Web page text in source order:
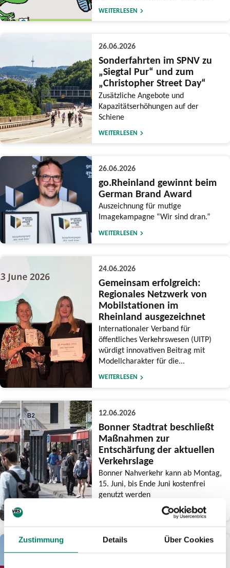
Zustimmung Details Über Cookies
WEITERLESEN
26.06.2026
Sonderfahrten im SPNV zu
„Siegtal Pur“ und zum
„Christopher Street Day“
Zusätzliche Angebote und
Kapazitätserhöhungen auf der
Schiene
WEITERLESEN
26.06.2026
go.Rheinland gewinnt beim
German Brand Award
Auszeichnung für mutige
Imagekampagne “Wir sind dran.”
WEITERLESEN
24.06.2026
Gemeinsam erfolgreich:
Regionales Netzwerk von
Mobilstationen im
Rheinland ausgezeichnet
Internationaler Verband für
öffentliches Verkehrswesen (UITP)
würdigt innovativen Beitrag mit
Modellcharakter für die...
WEITERLESEN
12.06.2026
Bonner Stadtrat beschließt
Maßnahmen zur
Entschärfung der aktuellen
Verkehrslage
Bonner Nahverkehr kann ab Montag,
15. Juni, bis Ende Juni kostenfrei
genutzt werden
03.06.2026